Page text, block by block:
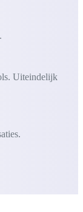
Uiteindelijk